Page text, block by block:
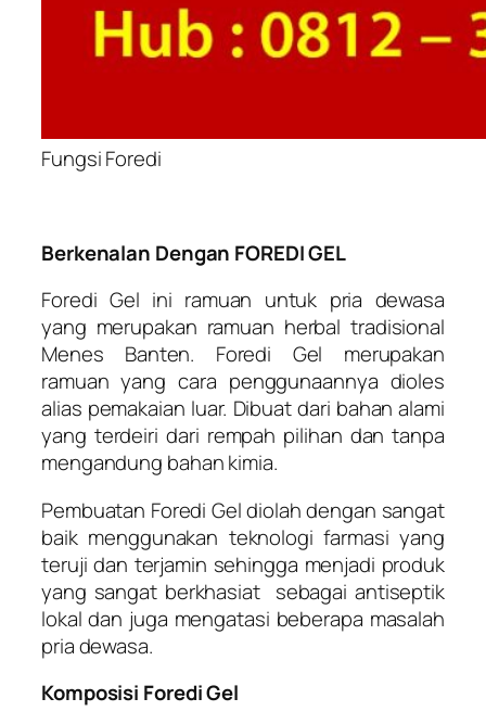
Fungsi Foredi
Berkenalan Dengan FOREDI GEL
Foredi Gel ini ramuan untuk pria dewasa
yang merupakan ramuan herbal tradisional
Menes Banten. Foredi Gel merupakan
ramuan yang cara penggunaannya dioles
alias pemakaian luar. Dibuat dari bahan alami
yang terdeiri dari rempah pilihan dan tanpa
mengandung bahan kimia.
Pembuatan Foredi Gel diolah dengan sangat
baik menggunakan teknologi farmasi yang
teruji dan terjamin sehingga menjadi produk
yang sangat berkhasiat sebagai antiseptik
lokal dan juga mengatasi beberapa masalah
pria dewasa.
Komposisi Foredi Gel